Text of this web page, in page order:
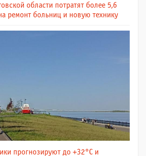
области потратят более 5,6
ремонт больниц и новую технику
прогнозируют до +32°C и